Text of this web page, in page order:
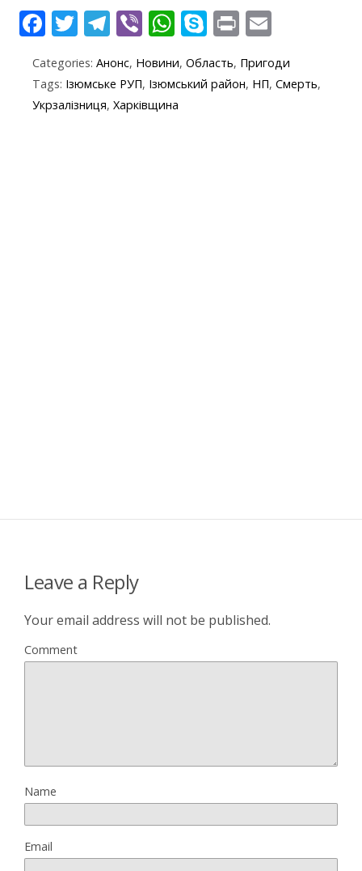
F
e
b
T
itt
er
T
e
gr
Vi
er
W
at
s
S
y
p
Pr
t ai
Categories: Анонс, Новини, Область, Пригоди
Tags: Ізюмське РУП, Ізюмський район, НП, Смерть,
Укрзалізниця, Харківщина
Leave a Reply
Your email address will not be published.
Comment
Name
Email